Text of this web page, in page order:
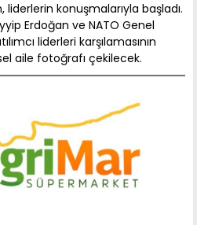
liderlerin konuşmalarıyla başladı.
Erdoğan ve NATO Genel
liderleri karşılamasının
aile fotoğrafı çekilecek.